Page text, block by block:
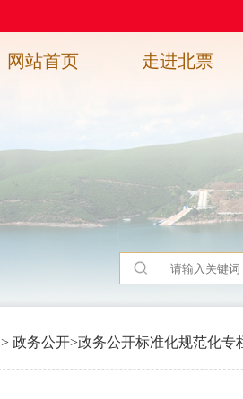
网站首页 走进北票
> 政务公开>政务公开标准化规范化专